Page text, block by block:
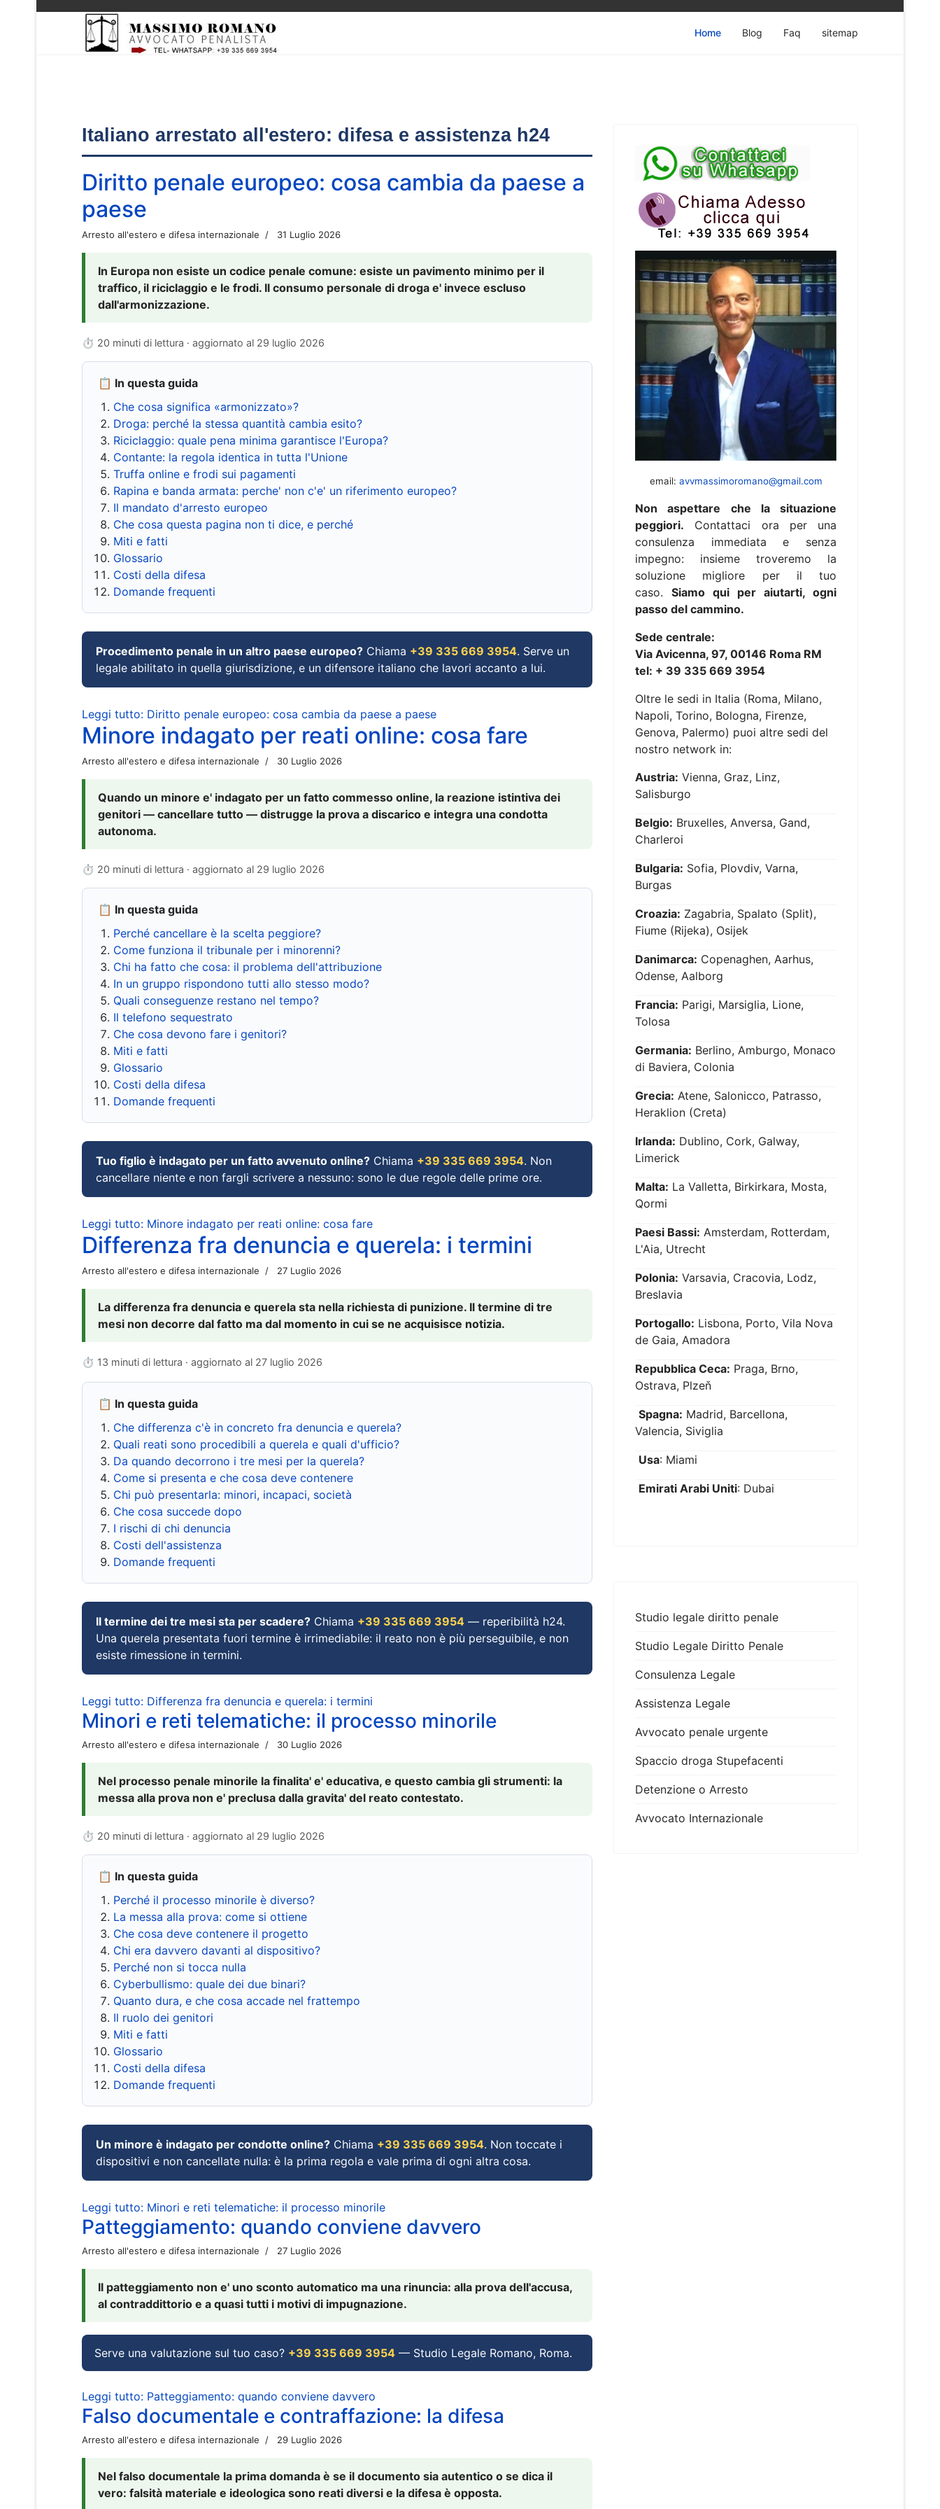
Home Blog Faq sitemap
Italiano arrestato all'estero: difesa e assistenza h24
Diritto penale europeo: cosa cambia da paese a
paese
Arresto all'estero e difesa internazionale 31 Luglio 2026
In Europa non esiste un codice penale comune: esiste un pavimento minimo per il
traffico, il riciclaggio e le frodi. Il consumo personale di droga e' invece escluso
dall'armonizzazione.
⏱ 20 minuti di lettura · aggiornato al 29 luglio 2026
📋 In questa guida
Che cosa significa «armonizzato»?
Droga: perché la stessa quantità cambia esito?
Riciclaggio: quale pena minima garantisce l'Europa?
Contante: la regola identica in tutta l'Unione
Truffa online e frodi sui pagamenti
Rapina e banda armata: perche' non c'e' un riferimento europeo?
Il mandato d'arresto europeo
Che cosa questa pagina non ti dice, e perché
Miti e fatti
Glossario
Costi della difesa
Domande frequenti
Procedimento penale in un altro paese europeo? Chiama +39 335 669 3954. Serve un
legale abilitato in quella giurisdizione, e un difensore italiano che lavori accanto a lui.
Leggi tutto: Diritto penale europeo: cosa cambia da paese a paese
Minore indagato per reati online: cosa fare
Arresto all'estero e difesa internazionale 30 Luglio 2026
Quando un minore e' indagato per un fatto commesso online, la reazione istintiva dei
genitori — cancellare tutto — distrugge la prova a discarico e integra una condotta
autonoma.
⏱ 20 minuti di lettura · aggiornato al 29 luglio 2026
📋 In questa guida
Perché cancellare è la scelta peggiore?
Come funziona il tribunale per i minorenni?
Chi ha fatto che cosa: il problema dell'attribuzione
In un gruppo rispondono tutti allo stesso modo?
Quali conseguenze restano nel tempo?
Il telefono sequestrato
Che cosa devono fare i genitori?
Miti e fatti
Glossario
Costi della difesa
Domande frequenti
Tuo figlio è indagato per un fatto avvenuto online? Chiama +39 335 669 3954. Non
cancellare niente e non fargli scrivere a nessuno: sono le due regole delle prime ore.
Leggi tutto: Minore indagato per reati online: cosa fare
Differenza fra denuncia e querela: i termini
Arresto all'estero e difesa internazionale 27 Luglio 2026
La differenza fra denuncia e querela sta nella richiesta di punizione. Il termine di tre
mesi non decorre dal fatto ma dal momento in cui se ne acquisisce notizia.
⏱ 13 minuti di lettura · aggiornato al 27 luglio 2026
📋 In questa guida
Che differenza c'è in concreto fra denuncia e querela?
Quali reati sono procedibili a querela e quali d'ufficio?
Da quando decorrono i tre mesi per la querela?
Come si presenta e che cosa deve contenere
Chi può presentarla: minori, incapaci, società
Che cosa succede dopo
I rischi di chi denuncia
Costi dell'assistenza
Domande frequenti
Il termine dei tre mesi sta per scadere? Chiama +39 335 669 3954 — reperibilità h24.
Una querela presentata fuori termine è irrimediabile: il reato non è più perseguibile, e non
esiste rimessione in termini.
Leggi tutto: Differenza fra denuncia e querela: i termini
Minori e reti telematiche: il processo minorile
Arresto all'estero e difesa internazionale 30 Luglio 2026
Nel processo penale minorile la finalita' e' educativa, e questo cambia gli strumenti: la
messa alla prova non e' preclusa dalla gravita' del reato contestato.
⏱ 20 minuti di lettura · aggiornato al 29 luglio 2026
📋 In questa guida
Perché il processo minorile è diverso?
La messa alla prova: come si ottiene
Che cosa deve contenere il progetto
Chi era davvero davanti al dispositivo?
Perché non si tocca nulla
Cyberbullismo: quale dei due binari?
Quanto dura, e che cosa accade nel frattempo
Il ruolo dei genitori
Miti e fatti
Glossario
Costi della difesa
Domande frequenti
Un minore è indagato per condotte online? Chiama +39 335 669 3954. Non toccate i
dispositivi e non cancellate nulla: è la prima regola e vale prima di ogni altra cosa.
Leggi tutto: Minori e reti telematiche: il processo minorile
Patteggiamento: quando conviene davvero
Arresto all'estero e difesa internazionale 27 Luglio 2026
Il patteggiamento non e' uno sconto automatico ma una rinuncia: alla prova dell'accusa,
al contraddittorio e a quasi tutti i motivi di impugnazione.
Serve una valutazione sul tuo caso? +39 335 669 3954 — Studio Legale Romano, Roma.
Leggi tutto: Patteggiamento: quando conviene davvero
Falso documentale e contraffazione: la difesa
Arresto all'estero e difesa internazionale 29 Luglio 2026
Nel falso documentale la prima domanda è se il documento sia autentico o se dica il
vero: falsità materiale e ideologica sono reati diversi e la difesa è opposta.
email: avvmassimoromano@gmail.com
Non aspettare che la situazione
peggiori. Contattaci ora per una
consulenza immediata e senza
impegno: insieme troveremo la
soluzione migliore per il tuo
caso. Siamo qui per aiutarti, ogni
passo del cammino.
Sede centrale:
Via Avicenna, 97, 00146 Roma RM
tel: + 39 335 669 3954
Oltre le sedi in Italia (Roma, Milano,
Napoli, Torino, Bologna, Firenze,
Genova, Palermo) puoi altre sedi del
nostro network in:
Austria: Vienna, Graz, Linz,
Salisburgo
Belgio: Bruxelles, Anversa, Gand,
Charleroi
Bulgaria: Sofia, Plovdiv, Varna,
Burgas
Croazia: Zagabria, Spalato (Split),
Fiume (Rijeka), Osijek
Danimarca: Copenaghen, Aarhus,
Odense, Aalborg
Francia: Parigi, Marsiglia, Lione,
Tolosa
Germania: Berlino, Amburgo, Monaco
di Baviera, Colonia
Grecia: Atene, Salonicco, Patrasso,
Heraklion (Creta)
Irlanda: Dublino, Cork, Galway,
Limerick
Malta: La Valletta, Birkirkara, Mosta,
Qormi
Paesi Bassi: Amsterdam, Rotterdam,
L'Aia, Utrecht
Polonia: Varsavia, Cracovia, Lodz,
Breslavia
Portogallo: Lisbona, Porto, Vila Nova
de Gaia, Amadora
Repubblica Ceca: Praga, Brno,
Ostrava, Plzeň
Spagna: Madrid, Barcellona,
Valencia, Siviglia
Usa: Miami
Emirati Arabi Uniti: Dubai
Studio legale diritto penale
Studio Legale Diritto Penale
Consulenza Legale
Assistenza Legale
Avvocato penale urgente
Spaccio droga Stupefacenti
Detenzione o Arresto
Avvocato Internazionale